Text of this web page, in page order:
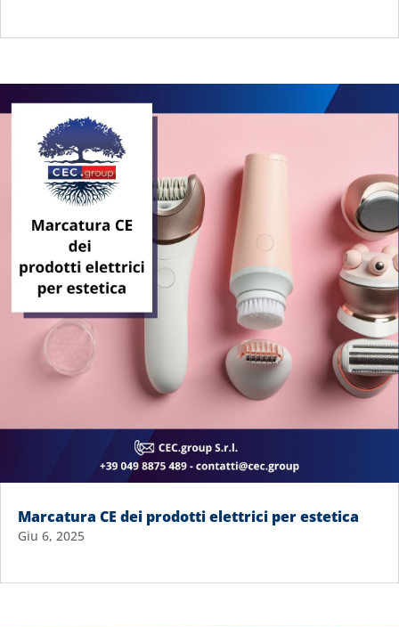
Marcatura CE dei prodotti elettrici per estetica
Giu 6, 2025